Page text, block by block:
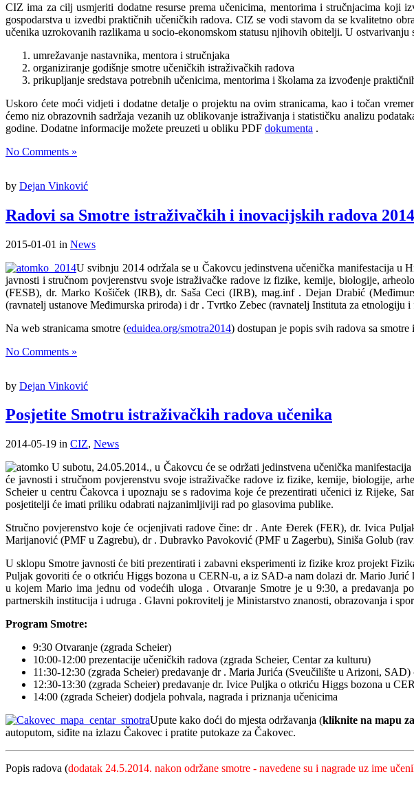
CIZ ima za cilj usmjeriti dodatne resurse prema učenicima, mentorima i stručnjacima koji
gospodarstva u izvedbi praktičnih učeničkih radova. CIZ se vodi stavom da se kvalitetno
učenika uzrokovanih razlikama u socio-ekonomskom statusu njihovih obitelji. U ostvarivanju
umrežavanje nastavnika, mentora i stručnjaka
organiziranje godišnje smotre učeničkih istraživačkih radova
prikupljanje sredstava potrebnih učenicima, mentorima i školama za izvođenje
Uskoro ćete moći vidjeti i dodatne detalje o projektu na ovim stranicama, kao i točan
ćemo niz obrazovnih sadržaja vezanih uz oblikovanje istraživanja i statističku analizu
godine. Dodatne informacije možete preuzeti u obliku PDF dokumenta .
No Comments »
by Dejan Vinković
Radovi sa Smotre istraživačkih i inovacijskih radova 2014
2015-01-01 in News
U svibnju 2014 održala se u Čakovcu jedinstvena učenička manifestacija u
javnosti i stručnom povjerenstvu svoje istraživačke radove iz fizike, kemije, biologije,
(FESB), dr. Marko Košiček (IRB), dr. Saša Ceci (IRB), mag.inf . Dejan Drabić
(ravnatelj ustanove Međimurska priroda) i dr . Tvrtko Zebec (ravnatelj Instituta za etnologiju
Na web stranicama smotre (eduidea.org/smotra2014) dostupan je popis svih radova sa
No Comments »
by Dejan Vinković
Posjetite Smotru istraživačkih radova učenika
2014-05-19 in CIZ, News
U subotu, 24.05.2014., u Čakovcu će se održati jedinstvena učenička
će javnosti i stručnom povjerenstvu svoje istraživačke radove iz fizike, kemije, biologije,
Scheier u centru Čakovca i upoznaju se s radovima koje će prezentirati učenici iz Rijeke,
posjetitelji će imati priliku odabrati najzanimljiviji rad po glasovima publike.
Stručno povjerenstvo koje će ocjenjivati radove čine: dr . Ante Đerek (FER), dr. Ivica
Marijanović (PMF u Zagrebu), dr . Dubravko Pavoković (PMF u Zagerbu), Siniša Golub
U sklopu Smotre javnosti će biti prezentirati i zabavni eksperimenti iz fizike kroz projekt
Puljak govoriti će o otkriću Higgs bozona u CERN-u, a iz SAD-a nam dolazi dr. Mario Jurić
u kojem Mario ima jednu od vodećih uloga . Otvaranje Smotre je u 9:30, a predavanja
partnerskih institucija i udruga . Glavni pokrovitelj je Ministarstvo znanosti, obrazovanja i
Program Smotre:
9:30 Otvaranje (zgrada Scheier)
10:00-12:00 prezentacije učeničkih radova (zgrada Scheier, Centar za kulturu)
11:30-12:30 (zgrada Scheier) predavanje dr . Maria Jurića (Sveučilište u Arizoni,
12:30-13:30 (zgrada Scheier) predavanje dr. Ivice Puljka o otkriću Higgs bozona u
14:00 (zgrada Scheier) dodjela pohvala, nagrada i priznanja učenicima
Upute kako doći do mjesta održavanja (kliknite na mapu
autoputom, siđite na izlazu Čakovec i pratite putokaze za Čakovec.
Popis radova (dodatak 24.5.2014. nakon održane smotre - navedene su i nagrade uz ime